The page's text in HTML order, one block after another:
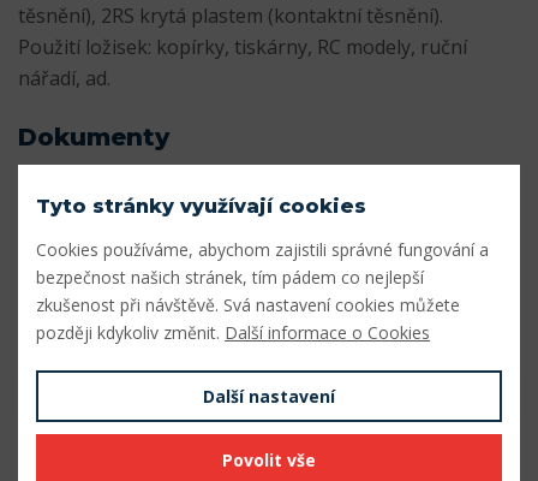
těsnění), 2RS krytá plastem (kontaktní těsnění).
Použití ložisek: kopírky, tiskárny, RC modely, ruční
nářadí, ad.
Dokumenty
Katalog_miniaturnich_lozisek.pdf
Parametry
Vnitřní průměr (mm)
Vnější průměr (mm) 6
Tyto stránky využívají cookies
Cookies používáme, abychom zajistili správné fungování a
bezpečnost našich stránek, tím pádem co nejlepší
zkušenost při návštěvě. Svá nastavení cookies můžete
později kdykoliv změnit. Další informace o Cookies
Další nastavení
Povolit vše